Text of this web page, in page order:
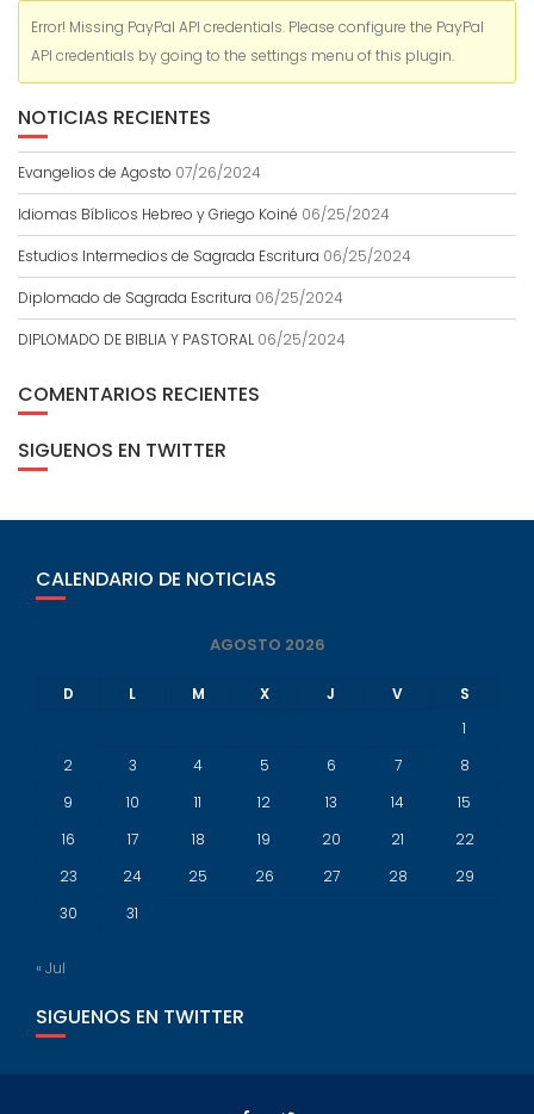
Error! Missing PayPal API credentials. Please configure the PayPal
API credentials by going to the settings menu of this plugin.
NOTICIAS RECIENTES
Evangelios de Agosto 07/26/2024
Idiomas Bíblicos Hebreo y Griego Koiné 06/25/2024
Estudios Intermedios de Sagrada Escritura 06/25/2024
Diplomado de Sagrada Escritura 06/25/2024
DIPLOMADO DE BIBLIA Y PASTORAL 06/25/2024
COMENTARIOS RECIENTES
SIGUENOS EN TWITTER
CALENDARIO DE NOTICIAS
AGOSTO 2026
D L M X J V
S
1
2
3 4 5 6 7
8
9
10 11 12 13 14
15
16
17 18 19 20 21
22
23
24 25 26 27 28
29
30
31
« Jul
SIGUENOS EN TWITTER